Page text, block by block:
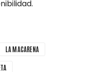
LA MACARENA